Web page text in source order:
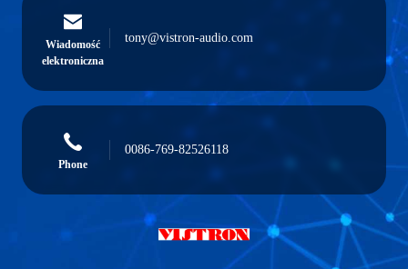
Wiadomość
elektroniczna
tony@vistron-audio.com
Phone
0086-769-82526118